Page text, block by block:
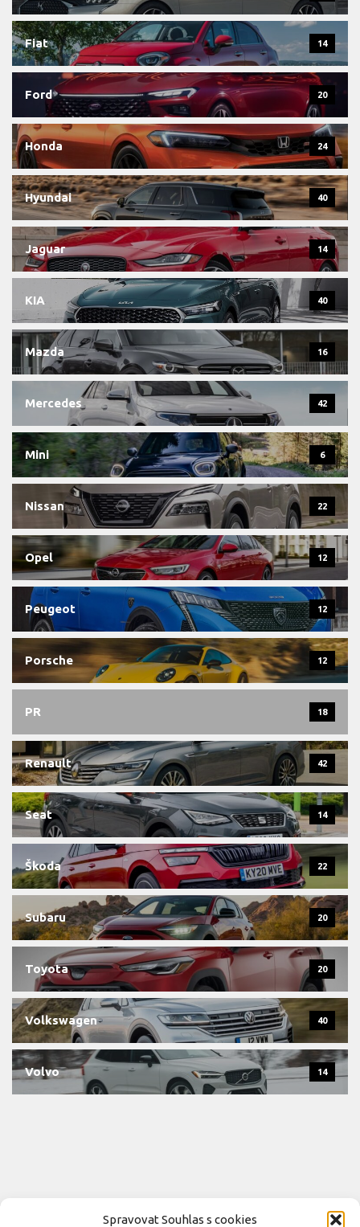
Spravovat Souhlas s cookies
Fiat 14
Ford 20
Honda 24
Hyundai 40
Jaguar 14
KIA 40
Mazda 16
Mercedes 42
Mini 6
Nissan 22
Opel 12
Peugeot 12
Porsche 12
PR 18
Renault 42
Seat 14
Škoda 22
Subaru 20
Toyota 20
Volkswagen 40
Volvo 14